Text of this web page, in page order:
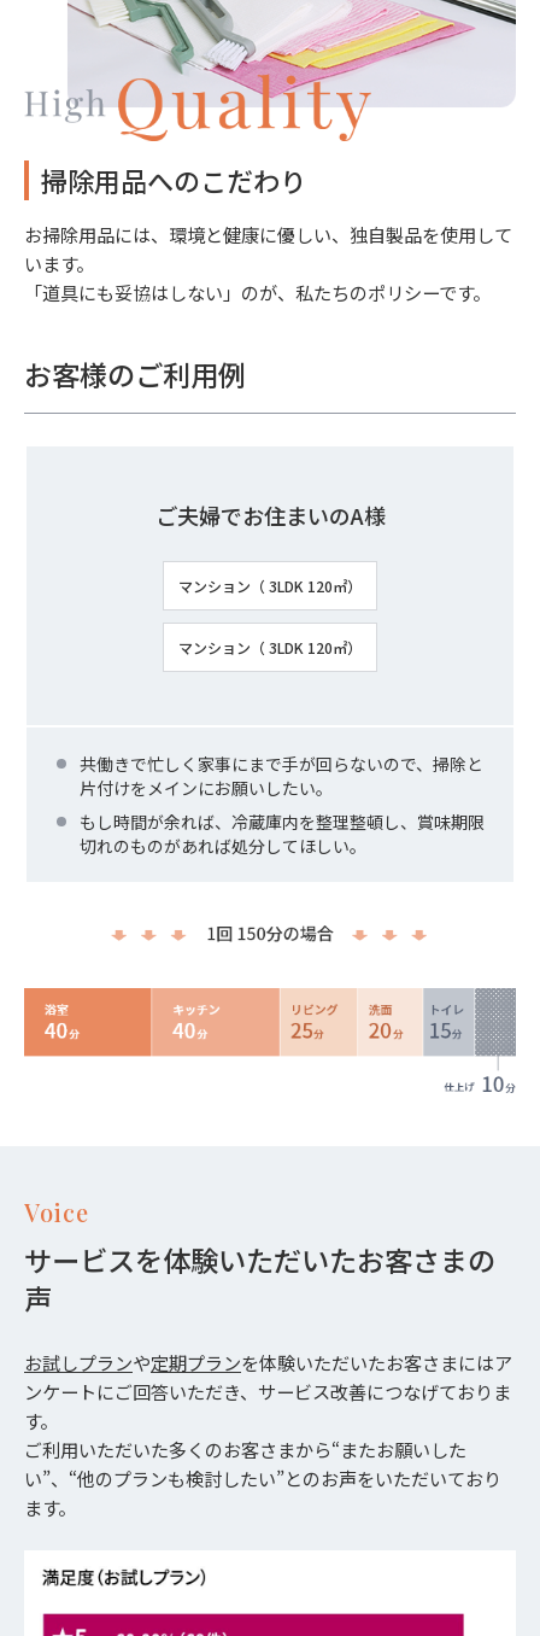
掃除用品へのこだわり
お掃除用品には、環境と健康に優しい、独自製品を使用して
います。
「道具にも妥協はしない」のが、私たちのポリシーです。
お客様のご利用例
ご夫婦でお住まいのA様
マンション（ 3LDK 120㎡）
マンション（ 3LDK 120㎡）
共働きで忙しく家事にまで手が回らないので、掃除と
片付けをメインにお願いしたい。
もし時間が余れば、冷蔵庫内を整理整頓し、賞味期限
切れのものがあれば処分してほしい。
Voice
サービスを体験いただいたお客さまの
声
お試しプランや定期プランを体験いただいたお客さまにはア
ンケートにご回答いただき、サービス改善につなげておりま
す。
ご利用いただいた多くのお客さまから“またお願いした
い”、“他のプランも検討したい”とのお声をいただいており
ます。